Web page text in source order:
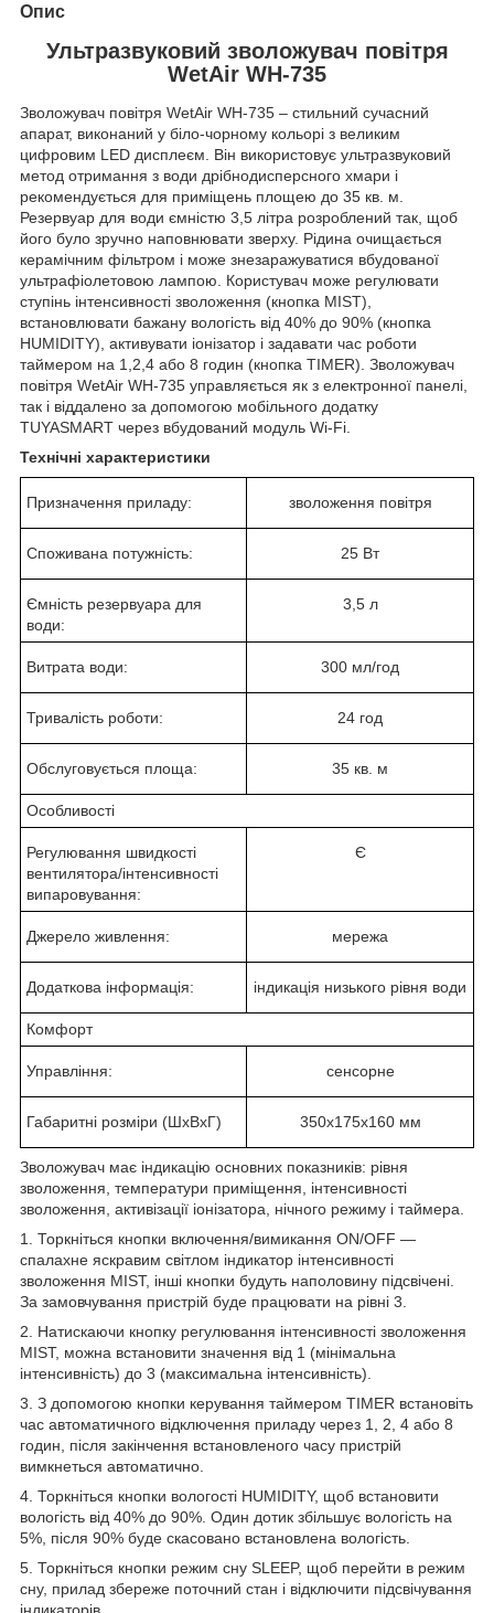
Опис
Ультразвуковий зволожувач повітря
WetAir WH-735
Зволожувач повітря WetAir WH-735 – стильний сучасний
апарат, виконаний у біло-чорному кольорі з великим
цифровим LED дисплеєм. Він використовує ультразвуковий
метод отримання з води дрібнодисперсного хмари і
рекомендується для приміщень площею до 35 кв. м.
Резервуар для води ємністю 3,5 літра розроблений так, щоб
його було зручно наповнювати зверху. Рідина очищається
керамічним фільтром і може знезаражуватися вбудованої
ультрафіолетовою лампою. Користувач може регулювати
ступінь інтенсивності зволоження (кнопка MIST),
встановлювати бажану вологість від 40% до 90% (кнопка
HUMIDITY), активувати іонізатор і задавати час роботи
таймером на 1,2,4 або 8 годин (кнопка TIMER). Зволожувач
повітря WetAir WH-735 управляється як з електронної панелі,
так і віддалено за допомогою мобільного додатку
TUYASMART через вбудований модуль Wi-Fi.
Технічні характеристики
Призначення приладу: зволоження повітря
Споживана потужність: 25 Вт
Ємність резервуара для
води:
3,5 л
Витрата води: 300 мл/год
Тривалість роботи: 24 год
Обслуговується площа: 35 кв. м
Особливості
Регулювання швидкості
вентилятора/інтенсивності
випаровування:
Є
Джерело живлення: мережа
Додаткова інформація: індикація низького рівня води
Комфорт
Управління: сенсорне
Габаритні розміри (ШхВхГ) 350х175х160 мм
Зволожувач має індикацію основних показників: рівня
зволоження, температури приміщення, інтенсивності
зволоження, активізації іонізатора, нічного режиму і таймера.
1. Торкніться кнопки включення/вимикання ON/OFF —
спалахне яскравим світлом індикатор інтенсивності
зволоження MIST, інші кнопки будуть наполовину підсвічені.
За замовчування пристрій буде працювати на рівні 3.
2. Натискаючи кнопку регулювання інтенсивності зволоження
MIST, можна встановити значення від 1 (мінімальна
інтенсивність) до 3 (максимальна інтенсивність).
3. З допомогою кнопки керування таймером TIMER встановіть
час автоматичного відключення приладу через 1, 2, 4 або 8
годин, після закінчення встановленого часу пристрій
вимкнеться автоматично.
4. Торкніться кнопки вологості HUMIDITY, щоб встановити
вологість від 40% до 90%. Один дотик збільшує вологість на
5%, після 90% буде скасовано встановлена вологість.
5. Торкніться кнопки режим сну SLEEP, щоб перейти в режим
сну, прилад збереже поточний стан і відключити підсвічування